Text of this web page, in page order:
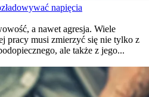
napięcia
a nawet agresja. Wiele
pracy musi zmierzyć się nie tylko z
ale także z jego...